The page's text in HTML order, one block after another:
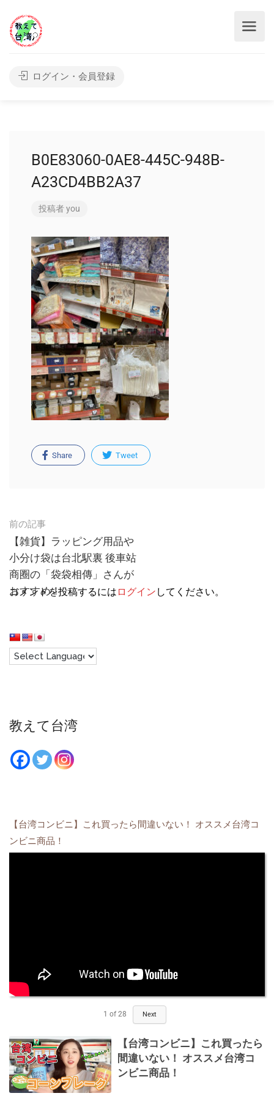
ログイン・会員登録
B0E83060-0AE8-445C-948B-
A23CD4BB2A37
投稿者you
Share Tweet
Post
navigation
前の記事
【雑貨】ラッピング用品や
小分け袋は台北駅裏 後車站
商圈の「袋袋相傳」さんが
おすすめ！
コメントを投稿するには ログイン してください。
教えて台湾
【台湾コンビニ】これ買ったら間違いない！ オススメ台湾コ
ンビニ商品！
1 of 28 Next
【台湾コンビニ】これ買ったら
間違いない！ オススメ台湾コ
ンビニ商品！